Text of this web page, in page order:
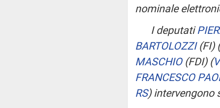
nominale
I deputati
BARTOLOZZI(FI) (
MASCHIO(FDI) (
FRANCESCO
RS)intervengono